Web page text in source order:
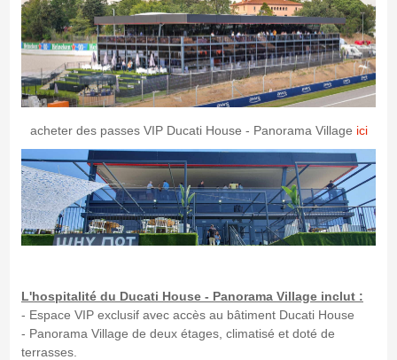
acheter des passes VIP Ducati House - Panorama Village ici
L'hospitalité du Ducati House - Panorama Village inclut :
- Espace VIP exclusif avec accès au bâtiment Ducati House
- Panorama Village de deux étages, climatisé et doté de
terrasses.